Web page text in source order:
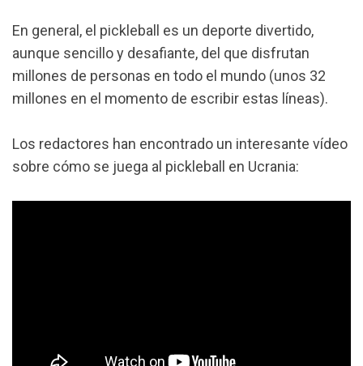
En general, el pickleball es un deporte divertido,
aunque sencillo y desafiante, del que disfrutan
millones de personas en todo el mundo (unos 32
millones en el momento de escribir estas líneas).
Los redactores han encontrado un interesante vídeo
sobre cómo se juega al pickleball en Ucrania: